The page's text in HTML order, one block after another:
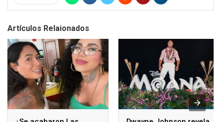
Artículos Relaionados